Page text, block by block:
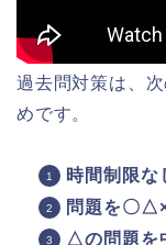
過去問対策は、
めです。
時間制限な
問題を〇
△の問題を